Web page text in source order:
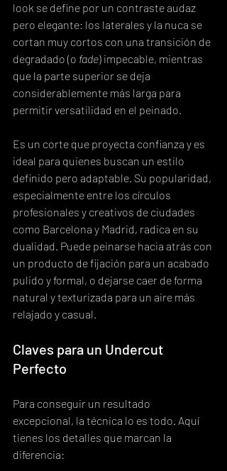
look se define por un contraste audaz
pero elegante: los laterales y la nuca se
cortan muy cortos con una transición de
degradado (o fade) impecable, mientras
que la parte superior se deja
considerablemente más larga para
permitir versatilidad en el peinado.
Es un corte que proyecta confianza y es
ideal para quienes buscan un estilo
definido pero adaptable. Su popularidad,
especialmente entre los círculos
profesionales y creativos de ciudades
como Barcelona y Madrid, radica en su
dualidad. Puede peinarse hacia atrás con
un producto de fijación para un acabado
pulido y formal, o dejarse caer de forma
natural y texturizada para un aire más
relajado y casual.
Claves para un Undercut
Perfecto
Para conseguir un resultado
excepcional, la técnica lo es todo. Aquí
tienes los detalles que marcan la
diferencia: